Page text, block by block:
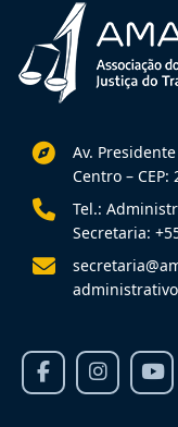
Av.
Centro – CEP:
Tel.:
Secretaria: